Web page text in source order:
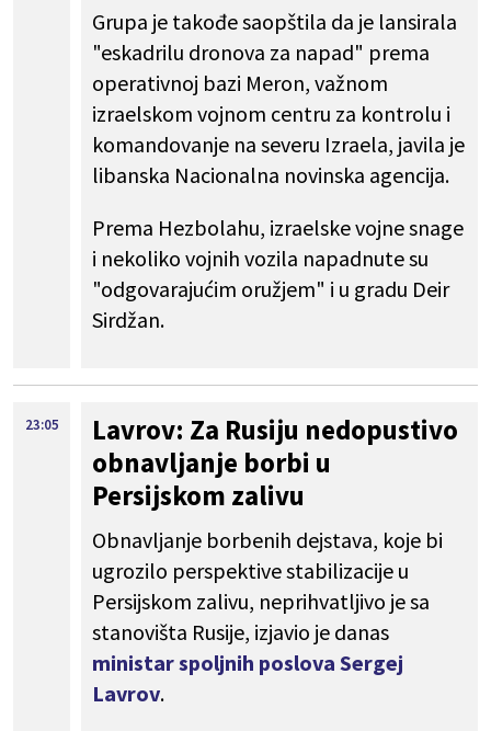
Grupa je takođe saopštila da je lansirala
"eskadrilu dronova za napad" prema
operativnoj bazi Meron, važnom
izraelskom vojnom centru za kontrolu i
komandovanje na severu Izraela, javila je
libanska Nacionalna novinska agencija.
Prema Hezbolahu, izraelske vojne snage
i nekoliko vojnih vozila napadnute su
"odgovarajućim oružjem" i u gradu Deir
Sirdžan.
23:05
Lavrov: Za Rusiju nedopustivo
obnavljanje borbi u
Persijskom zalivu
Obnavljanje borbenih dejstava, koje bi
ugrozilo perspektive stabilizacije u
Persijskom zalivu, neprihvatljivo je sa
stanovišta Rusije, izjavio je danas
ministar spoljnih poslova Sergej
Lavrov.